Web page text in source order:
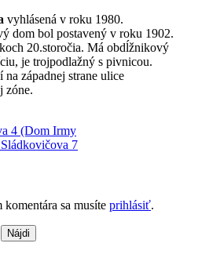
vyhlásená v roku 1980.
dom bol postavený v roku 1902.
20.storočia. Má obdĺžnikový
je trojpodlažný s pivnicou.
západnej strane ulice
zóne.
4 (Dom Irmy
7
komentára sa musíte prihlásiť.